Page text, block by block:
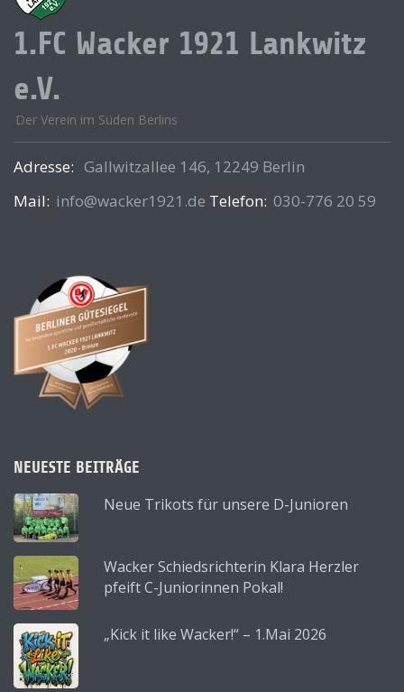
1.FC Wacker 1921 Lankwitz
e.V.
Der Verein im Süden Berlins
Adresse: Gallwitzallee 146, 12249 Berlin
Mail: info@wacker1921.de Telefon: 030-776 20 59
NEUESTE BEITRÄGE
Neue Trikots für unsere D-Junioren
Wacker Schiedsrichterin Klara Herzler
pfeift C-Juniorinnen Pokal!
„Kick it like Wacker!“ – 1.Mai 2026